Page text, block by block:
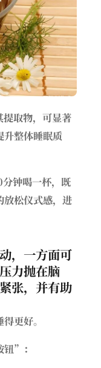
取物，可显著
升整体睡眠质
钟喝一杯，既
放松仪式感，进
，一方面可
力抛在脑
张，并有助
更好。
”：